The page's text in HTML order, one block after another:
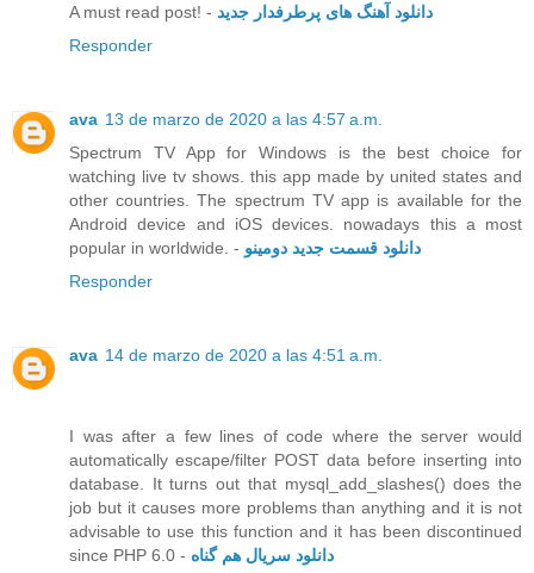
A must read post! - دانلود آهنگ های پرطرفدار جدید
Responder
ava 13 de marzo de 2020 a las 4:57 a.m.
Spectrum TV App for Windows is the best choice for
watching live tv shows. this app made by united states and
other countries. The spectrum TV app is available for the
Android device and iOS devices. nowadays this a most
popular in worldwide. - دانلود قسمت جدید دومینو
Responder
ava 14 de marzo de 2020 a las 4:51 a.m.
I was after a few lines of code where the server would
automatically escape/filter POST data before inserting into
database. It turns out that mysql_add_slashes() does the
job but it causes more problems than anything and it is not
advisable to use this function and it has been discontinued
since PHP 6.0 - دانلود سریال هم گناه